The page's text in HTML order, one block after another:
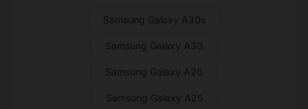
Samsung Galaxy A30s
Samsung Galaxy A30
Samsung Galaxy A26
Samsung Galaxy A25